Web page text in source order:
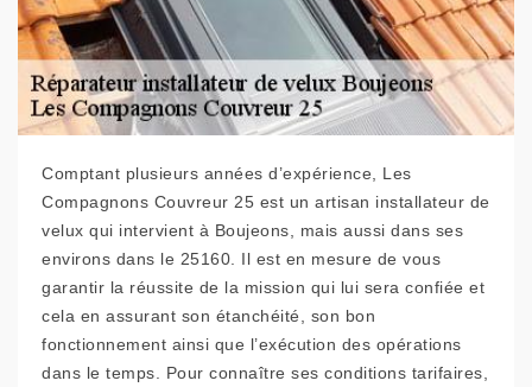
Comptant plusieurs années d’expérience, Les
Compagnons Couvreur 25 est un artisan installateur de
velux qui intervient à Boujeons, mais aussi dans ses
environs dans le 25160. Il est en mesure de vous
garantir la réussite de la mission qui lui sera confiée et
cela en assurant son étanchéité, son bon
fonctionnement ainsi que l’exécution des opérations
dans le temps. Pour connaître ses conditions tarifaires,